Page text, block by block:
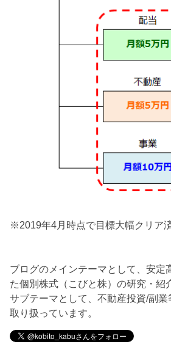
※2019年4月時点で目標大幅クリア
ブログのメインテーマとして、安定
た個別株式（こびと株）の研究・紹
サブテーマとして、不動産投資/副
取り扱っています。